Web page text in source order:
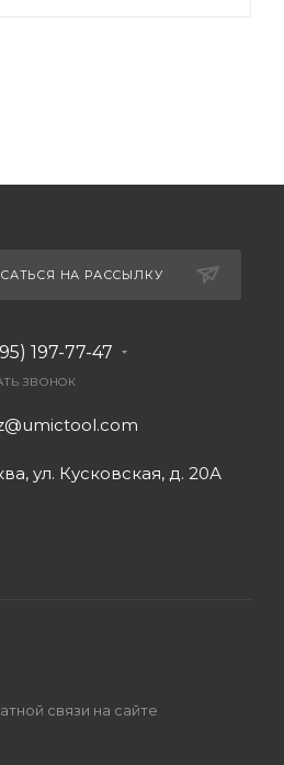
НА РАССЫЛКУ
197-77-47
ЗВОНОК
ул. Кусковская, д. 20А
связи на сайте